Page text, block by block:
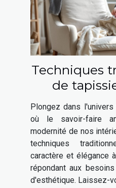
Techniques
de
intérieur
Plongez dans
où le savoir-faire
modernité de nos
techniques
caractère et élégance
répondant aux
d'esthétique. Laissez-